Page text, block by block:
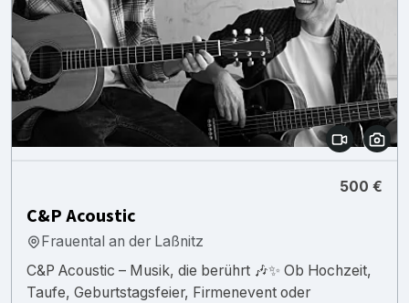
500 €
C&P Acoustic
Frauental an der Laßnitz
C&P Acoustic – Musik, die berührt 🎶✨ Ob Hochzeit,
Taufe, Geburtstagsfeier, Firmenevent oder